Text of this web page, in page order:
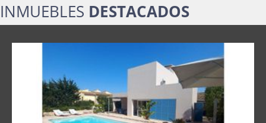
INMUEBLES DESTACADOS